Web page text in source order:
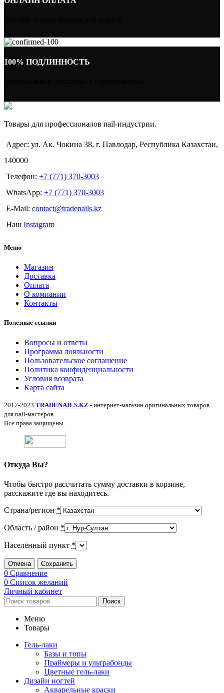
100% ПОДЛИННОСТЬ
Товары для профессионалов nail-индустрии.
Адрес: ул. Ак. Чокина 38, г. Павлодар, Республика Казахстан,
140000
Телефон: +7 (771) 370-3003
WhatsApp: +7 (771) 370-3003
E-Mail: contact@tradenails.kz
Наш Instagram
Меню
Магазин
Доставка
Оплата
О компании
Контакты
Полезные ссылки
Вопросы и ответы
Программа лояльности
Пользовательское соглашение
Политика конфиденциальности
Условия возврата
Карта сайта
2017-2023 TRADENAILS.KZ - интернет-магазин оригинальных товаров
для nail-мастеров.
Все права защищены.
Откуда Вы?
Чтобы быстро рассчитать сумму доставки в корзине,
расскажите где вы находитесь.
Страна/регион *
Область / район *
Населённый пункт *
Отмена Сохранить
0 Сравнение
0 Список желаний
Личный кабинет
Поиск
Меню
Товары
Гель-лаки
Базы и топы
Праймеры и ультрабонды
Цветные гель-лаки
Дизайн ногтей
Акварельные краски